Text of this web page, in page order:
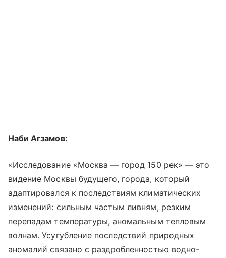
Наби Агзамов:
«Исследование «Москва — город 150 рек» — это
видение Москвы будущего, города, который
адаптировался к последствиям климатических
изменений: сильным частым ливням, резким
перепадам температуры, аномальным тепловым
волнам. Усугубление последствий природных
аномалий связано с раздробленностью водно-